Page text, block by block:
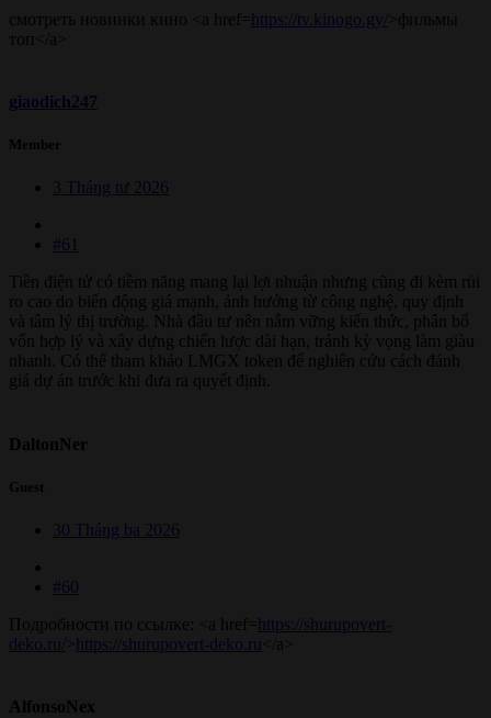
смотреть новинки кино <a href=
https://tv.kinogo.gy/
>фильмы
топ</a>
giaodich247
Member
3 Tháng tư 2026
#61
Tiền điện tử có tiềm năng mang lại lợi nhuận nhưng cũng đi kèm rủi
ro cao do biến động giá mạnh, ảnh hưởng từ công nghệ, quy định
và tâm lý thị trường. Nhà đầu tư nên nắm vững kiến thức, phân bổ
vốn hợp lý và xây dựng chiến lược dài hạn, tránh kỳ vọng làm giàu
nhanh. Có thể tham khảo LMGX token để nghiên cứu cách đánh
giá dự án trước khi đưa ra quyết định.
DaltonNer
Guest
30 Tháng ba 2026
#60
Подробности по ссылке: <a href=
https://shurupovert-
deko.ru/
https://shurupovert-deko.ru </a>
AlfonsoNex